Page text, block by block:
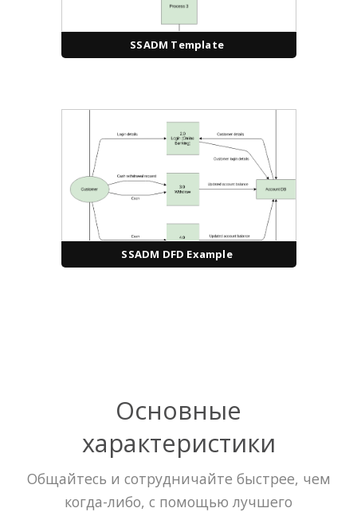
SSADM Template
SSADM DFD Example
Основные
характеристики
Общайтесь и сотрудничайте быстрее, чем
когда-либо, с помощью лучшего